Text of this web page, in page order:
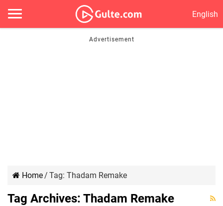
English
Home/ Tag: Thadam Remake
Tag Archives: Thadam Remake